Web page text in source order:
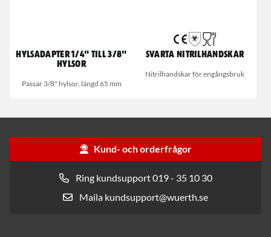
Hylsadapter 1/4" till 3/8"
hylsor
Passar 3/8" hylsor, längd 65 mm
Svarta nitrilhandskar
Nitrilhandskar för engångsbruk
Kund- och orderfrågor
Ring kundsupport 019 - 35 10 30
Maila kundsupport@wuerth.se